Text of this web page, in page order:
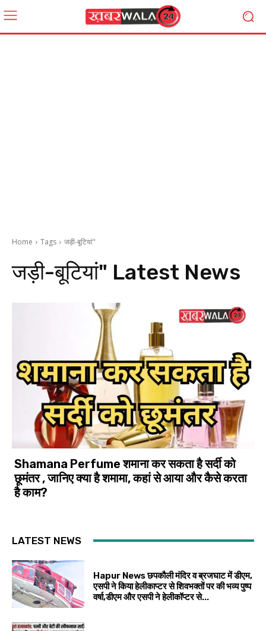
Home Tags जड़ी-बूटियां"
जड़ी-बूटियां" Latest News
Shamana Perfume शमाना कर सकता है सर्दी को
छूमंतर , जानिए क्या है शमामा, कहां से आया और कैसे करता
है काम?
LATEST NEWS
Hapur News छपकौली मंदिर व ब्रजघाट में डीएम,
एसपी ने किया हेलीकाप्टर से शिवभक्तों पर की भव्य पुष्प
वर्षा,डीएम और एसपी ने हेलीकॉप्टर से...